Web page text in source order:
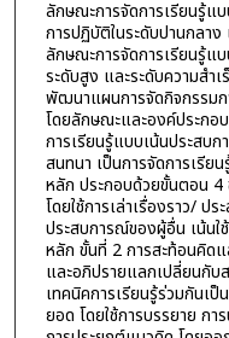
ลักษณะการจัดการเรียนรู้แ
การปฏิบัติในระดับปานกลาง
ลักษณะการจัดการเรียนรู้แ
ระดับสูง และระดับความสำ
พัฒนาแผนการจัดกิจกรรมก
โดยลักษณะและองค์ประกอ
การเรียนรู้แบบเน้นประสบ
สนทนา เป็นการจัดการเรีย
หลัก ประกอบด้วยขั้นตอน
โดยใช้การเล่าเรื่องราว/ ป
ประสบการณ์ของผู้อื่น เน้นใ
หลัก ขั้นที่ 2 การสะท้อนคิดแ
และอภิปรายแลกเปลี่ยนกับ
เทคนิคการเรียนรู้ร่วมกันเ
ยอด โดยใช้การบรรยาย ก